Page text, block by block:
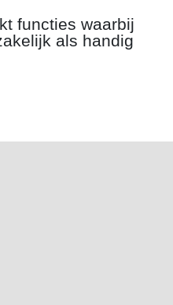
functies waarbij
als handig